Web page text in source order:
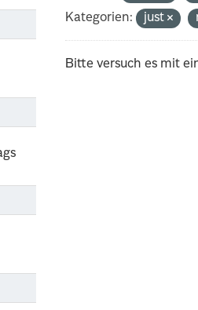
Kategorien:
just
Bitte versuch es mit